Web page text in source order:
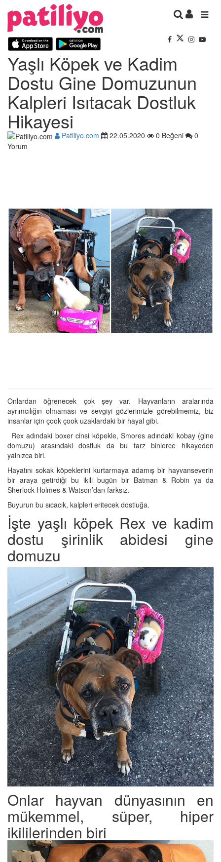
Yaşlı Köpek ve Kadim
Dostu Gine Domuzunun
Kalpleri Isıtacak Dostluk
Hikayesi
Patiliyo.com 22.05.2020 0 Beğeni
0
Yorum
Onlardan öğrenecek çok şey var. Hayvanların aralarında
ayrımcılığın olmaması ve sevgiyi gözlerimizle görebilmemiz, biz
insanlar için çook çook uzaklardaki bir hayal gibi.
Rex adındaki boxer cinsi köpekle, Smores adındaki kobay (gine
domuzu) arasındaki dostluk da bu tarz binlerce hikayeden
yalnızca biri.
Hayatını sokak köpeklerini kurtarmaya adamış bir hayvanseverin
bir araya getirdiği bu ikili bugün bir Batman & Robin ya da
Sherlock Holmes & Watson’dan farksız.
Buyurun bu sıcacık, kalpleri eritecek dostluğa.
İşte yaşlı köpek Rex ve kadim
dostu şirinlik abidesi gine
domuzu
Onlar hayvan dünyasının en
mükemmel, süper, hiper
ikililerinden biri